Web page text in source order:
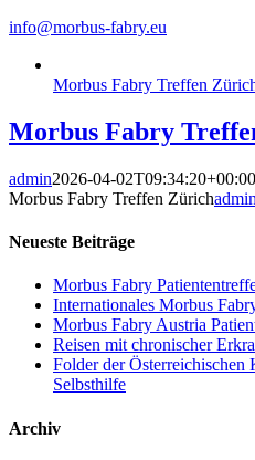
info@morbus-fabry.eu
Morbus Fabry Treffen
Morbus Fabry
admin2026-04-02T09:34:20+00:00
Morbus Fabry Treffen Zürichadmin
Neueste Beiträge
Morbus Fabry
Internationales Morbus
Morbus Fabry Austria
Reisen mit chronischer
Folder der Österreichischen
Selbsthilfe
Archiv